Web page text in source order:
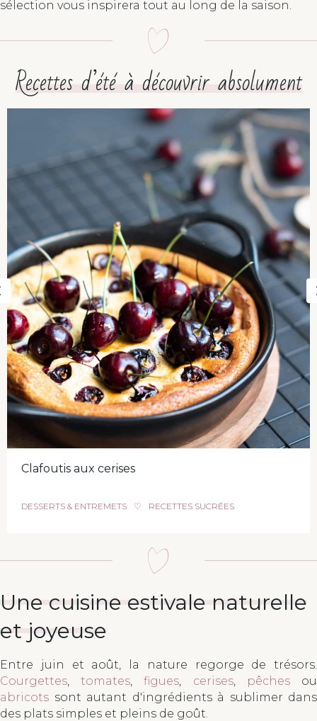
sélection vous inspirera tout au long de la saison.
Recettes d’été à découvrir absolument
Clafoutis aux cerises
DESSERTS & ENTREMETS ♡ RECETTES SUCRÉES
Previous
Une cuisine estivale naturelle
et joyeuse
Entre juin et août, la nature regorge de trésors.
Courgettes,tomates,figues, cerises, pêchesou
abricots sont autant d'ingrédients à sublimer dans
des plats simples et pleins de goût.